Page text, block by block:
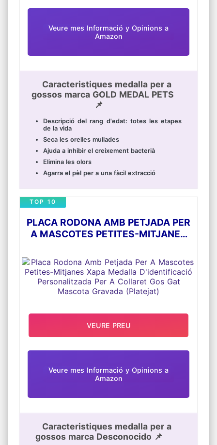
Veure mes Informació y Opinions a
Amazon
Caracteristiques medalla per a
gossos marca GOLD MEDAL PETS
📌
Descripció del rang d'edat: totes les etapes
de la vida
Seca les orelles mullades
Ajuda a inhibir el creixement bacterià
Elimina les olors
Agarra el pèl per a una fàcil extracció
PLACA RODONA AMB PETJADA PER
A MASCOTES PETITES-MITJANES
PERSONALITZADA PER A COLLARET
GOS GAT MASCOTA GRAVADA
(PLATEJAT)
TOP 10
Veure mes Informació y Opinions a
Amazon
Caracteristiques medalla per a
gossos marca Desconocido 📌
VEURE PREU